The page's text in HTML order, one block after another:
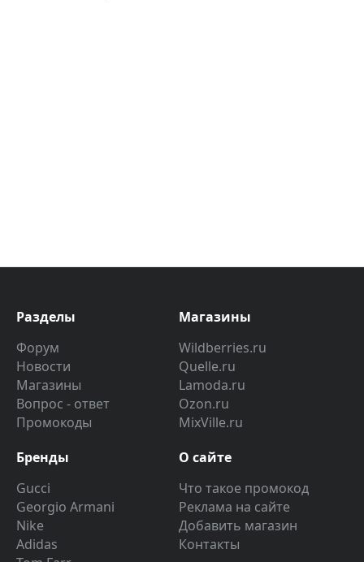
Разделы
Форум
Новости
Магазины
Вопрос - ответ
Промокоды
Магазины
Wildberries.ru
Quelle.ru
Lamoda.ru
Ozon.ru
MixVille.ru
Бренды
Gucci
Georgio Armani
Nike
Adidas
О сайте
Что такое промокод
Реклама на сайте
Добавить магазин
Контакты